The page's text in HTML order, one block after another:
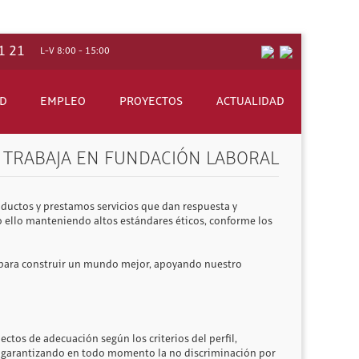
21 L-V 8:00 - 15:00
de mejorar las condiciones de trabajo en la construcción.
vídeos, carteles, páginas web, juegos on line, etc.
EMPLEO PROYECTOS
en el sector, en España y en Europa.
ACTUALIDAD
TRABAJA EN FUNDACIÓN LABORAL
y prestamos servicios que dan respuesta y
ello manteniendo altos estándares éticos, conforme los
construir un mundo mejor, apoyando nuestro
de adecuación según los criterios del perfil,
en todo momento la no discriminación por